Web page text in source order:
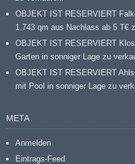
OBJEKT IST RESERVIERT
1.743 qm aus Nachlass ab 5 T€
OBJEKT IST RESERVIERT
Garten in sonniger Lage zu
OBJEKT IST RESERVIERT
mit Pool in sonniger Lage zu
META
Anmelden
Eintrags-Feed